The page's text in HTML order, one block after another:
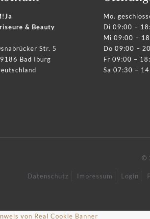
& Beauty
Str. 5
Bad Iburg
Mo.
Di 09:00 –
Mi 09:00 –
Do 09:00 –
Fr 09:00 –
Sa 07:30 –
©
Datenschutz Impressum Login
von Real Cookie Banner